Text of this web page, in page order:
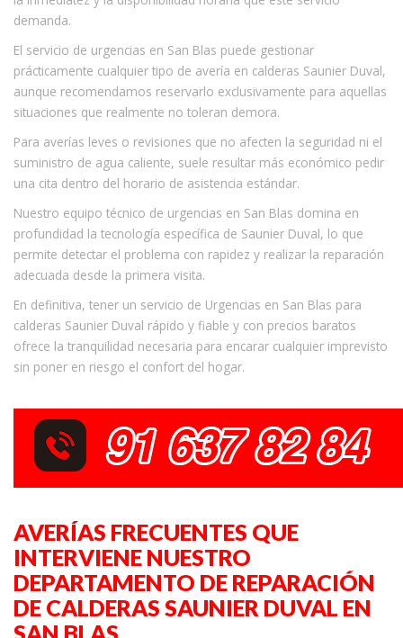
demanda.
El servicio de urgencias en San Blas puede gestionar
prácticamente cualquier tipo de avería en calderas Saunier Duval,
aunque recomendamos reservarlo exclusivamente para aquellas
situaciones que realmente no toleran demora.
Para averías leves o revisiones que no afecten la seguridad ni el
suministro de agua caliente, suele resultar más económico pedir
una cita dentro del horario de asistencia estándar.
Nuestro equipo técnico de urgencias en San Blas domina en
profundidad la tecnología específica de Saunier Duval, lo que
permite detectar el problema con rapidez y realizar la reparación
adecuada desde la primera visita.
En definitiva, tener un servicio de Urgencias en San Blas para
calderas Saunier Duval rápido y fiable y con precios baratos
ofrece la tranquilidad necesaria para encarar cualquier imprevisto
sin poner en riesgo el confort del hogar.
AVERÍAS FRECUENTES QUE
INTERVIENE NUESTRO
DEPARTAMENTO DE REPARACIÓN
DE CALDERAS SAUNIER DUVAL EN
SAN BLAS